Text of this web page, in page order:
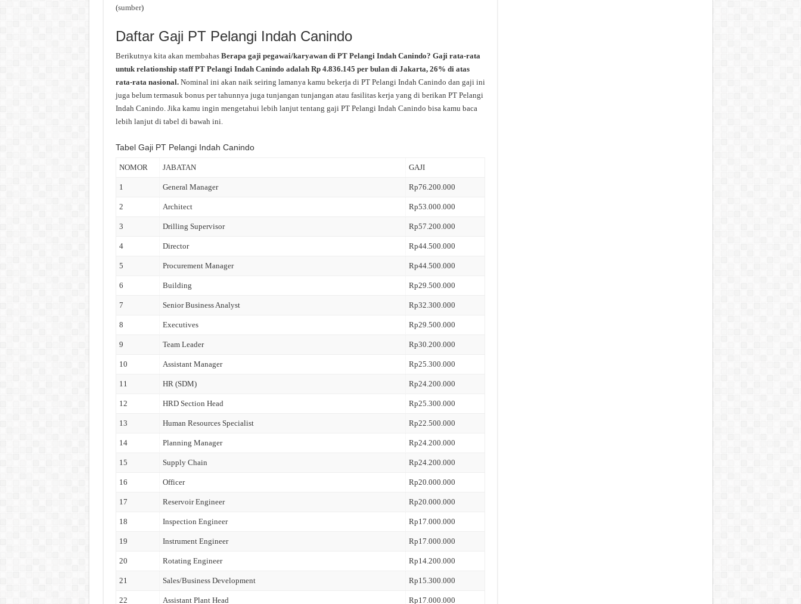
(sumber)
Daftar Gaji PT Pelangi Indah Canindo
Berikutnya kita akan membahas Berapa gaji pegawai/karyawan di PT Pelangi Indah Canindo? Gaji rata-rata
untuk relationship staff PT Pelangi Indah Canindo adalah Rp 4.836.145 per bulan di Jakarta, 26% di atas
rata-rata nasional. Nominal ini akan naik seiring lamanya kamu bekerja di PT Pelangi Indah Canindo dan gaji ini
juga belum termasuk bonus per tahunnya juga tunjangan tunjangan atau fasilitas kerja yang di berikan PT Pelangi
Indah Canindo. Jika kamu ingin mengetahui lebih lanjut tentang gaji PT Pelangi Indah Canindo bisa kamu baca
lebih lanjut di tabel di bawah ini.
Tabel Gaji PT Pelangi Indah Canindo
NOMOR JABATAN GAJI
1 General Manager Rp76.200.000
2 Architect Rp53.000.000
3 Drilling Supervisor Rp57.200.000
4 Director Rp44.500.000
5 Procurement Manager Rp44.500.000
6 Building Rp29.500.000
7 Senior Business Analyst Rp32.300.000
8 Executives Rp29.500.000
9 Team Leader Rp30.200.000
10 Assistant Manager Rp25.300.000
11 HR (SDM) Rp24.200.000
12 HRD Section Head Rp25.300.000
13 Human Resources Specialist Rp22.500.000
14 Planning Manager Rp24.200.000
15 Supply Chain Rp24.200.000
16 Officer Rp20.000.000
17 Reservoir Engineer Rp20.000.000
18 Inspection Engineer Rp17.000.000
19 Instrument Engineer Rp17.000.000
20 Rotating Engineer Rp14.200.000
21 Sales/Business Development Rp15.300.000
22 Assistant Plant Head Rp17.000.000